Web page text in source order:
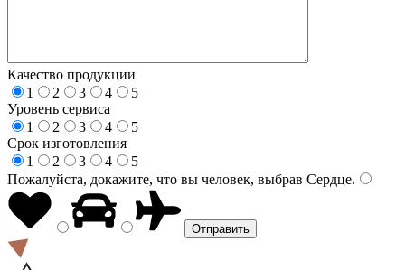
Качество продукции
1
2 3 4
5
Уровень сервиса
1
2 3 4
5
Срок изготовления
1
2 3 4
5
Пожалуйста, докажите, что вы человек, выбрав Сердце.